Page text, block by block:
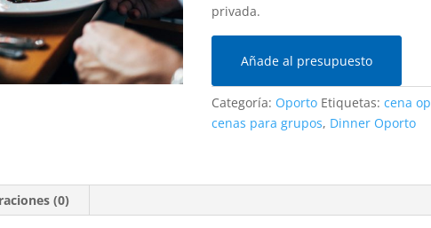
privada.
Añade al presupuesto
Categoría: Oporto Etiquetas:cena
cenas para grupos, Dinner Oporto
(0)